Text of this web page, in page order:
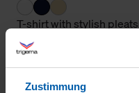
Zustimmung
T-shirt with stylish pleats
from 39,50 €